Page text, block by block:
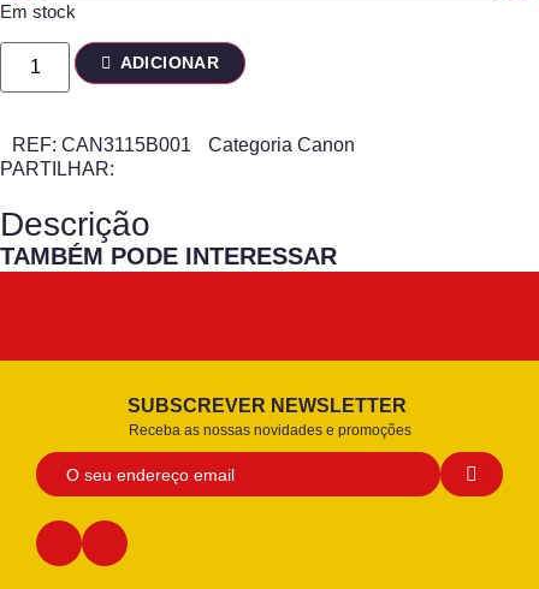
Em stock
ADICIONAR
REF: CAN3115B001 Categoria Canon
PARTILHAR:
Descrição
TAMBÉM PODE INTERESSAR
SUBSCREVER NEWSLETTER
Receba as nossas novidades e promoções